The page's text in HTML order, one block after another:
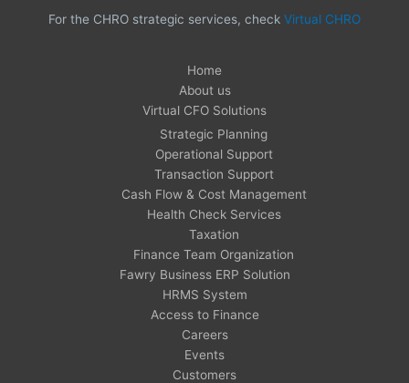
For the CHRO strategic services, check Virtual CHRO
Home
About us
Virtual CFO Solutions
Strategic Planning
Operational Support
Transaction Support
Cash Flow & Cost Management
Health Check Services
Taxation
Finance Team Organization
Fawry Business ERP Solution
HRMS System
Access to Finance
Careers
Events
Customers